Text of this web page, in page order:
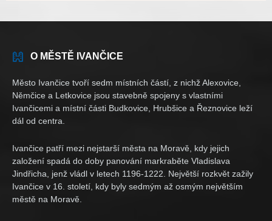
O MĚSTĚ IVANČICE
Město Ivančice tvoří sedm místních částí, z nichž Alexovice,
Němčice a Letkovice jsou stavebně spojeny s vlastními
Ivančicemi a místní části Budkovice, Hrubšice a Řeznovice leží
dál od centra.
Ivančice patří mezi nejstarší města na Moravě, kdy jejich
založení spadá do doby panování markraběte Vladislava
Jindřicha, jenž vládl v letech 1196-1222. Největší rozkvět zažily
Ivančice v 16. století, kdy byly sedmým až osmým největším
městě na Moravě.